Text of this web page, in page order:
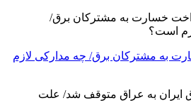
به مشترکان برق/ چه مدارکی لازم